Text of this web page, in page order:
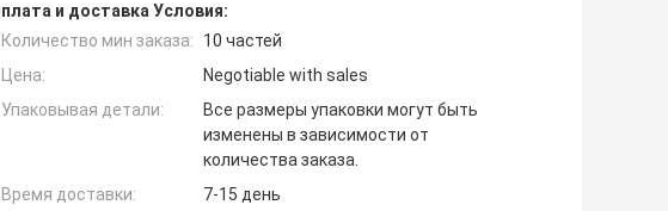
и доставка Условия:
Количество мин заказа:
10 частей
Цена:
Negotiable with sales
Упаковывая детали:
Все размеры упаковки могут быть
изменены в зависимости от
количества заказа.
Время доставки:
7-15 день